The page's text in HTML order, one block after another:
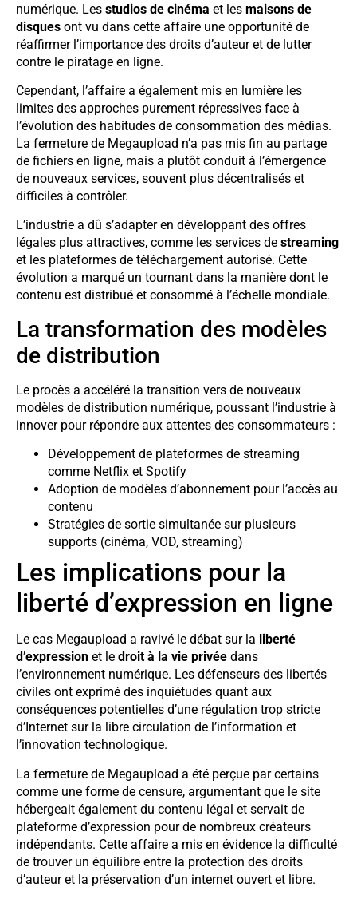
numérique. Les studios de cinéma et les maisons de
disques ont vu dans cette affaire une opportunité de
réaffirmer l’importance des droits d’auteur et de lutter
contre le piratage en ligne.
Cependant, l’affaire a également mis en lumière les
limites des approches purement répressives face à
l’évolution des habitudes de consommation des médias.
La fermeture de Megaupload n’a pas mis fin au partage
de fichiers en ligne, mais a plutôt conduit à l’émergence
de nouveaux services, souvent plus décentralisés et
difficiles à contrôler.
L’industrie a dû s’adapter en développant des offres
légales plus attractives, comme les services de streaming
et les plateformes de téléchargement autorisé. Cette
évolution a marqué un tournant dans la manière dont le
contenu est distribué et consommé à l’échelle mondiale.
La transformation des modèles
de distribution
Le procès a accéléré la transition vers de nouveaux
modèles de distribution numérique, poussant l’industrie à
innover pour répondre aux attentes des consommateurs :
Développement de plateformes de streaming
comme Netflix et Spotify
Adoption de modèles d’abonnement pour l’accès au
contenu
Stratégies de sortie simultanée sur plusieurs
supports (cinéma, VOD, streaming)
Les implications pour la
liberté d’expression en ligne
Le cas Megaupload a ravivé le débat sur la liberté
d’expression et le droit à la vie privée dans
l’environnement numérique. Les défenseurs des libertés
civiles ont exprimé des inquiétudes quant aux
conséquences potentielles d’une régulation trop stricte
d’Internet sur la libre circulation de l’information et
l’innovation technologique.
La fermeture de Megaupload a été perçue par certains
comme une forme de censure, argumentant que le site
hébergeait également du contenu légal et servait de
plateforme d’expression pour de nombreux créateurs
indépendants. Cette affaire a mis en évidence la difficulté
de trouver un équilibre entre la protection des droits
d’auteur et la préservation d’un internet ouvert et libre.